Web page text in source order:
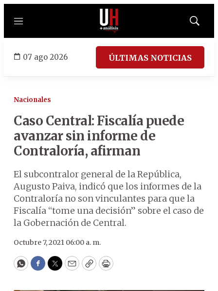
Menú
Mostrar
07 ago 2026 ÚLTIMAS NOTICIAS
Nacionales
Caso Central: Fiscalía puede
avanzar sin informe de
Contraloría, afirman
El subcontralor general de la República,
Augusto Paiva, indicó que los informes de la
Contraloría no son vinculantes para que la
Fiscalía “tome una decisión” sobre el caso de
la Gobernación de Central.
Octubre 7, 2021 06:00 a. m.
WhatsApp
Facebook
Twitter
EmailCopyPrint